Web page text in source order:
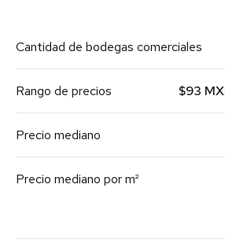
Cantidad de bodegas comerciales
Rango de precios $93
Precio mediano
Precio mediano por m²